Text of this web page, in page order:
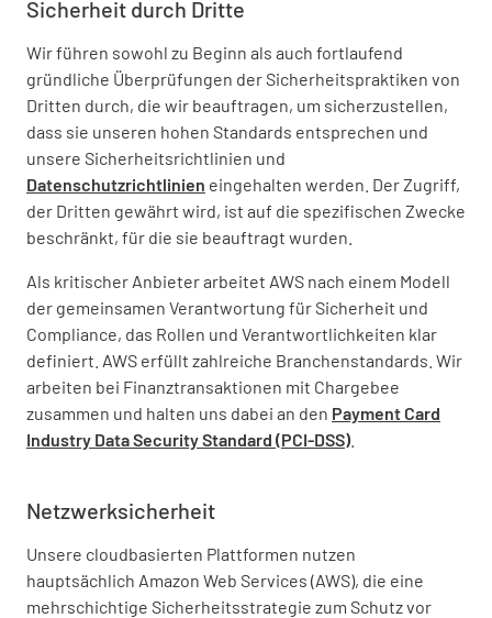
Sicherheit durch Dritte
Wir führen sowohl zu Beginn als auch fortlaufend
gründliche Überprüfungen der Sicherheitspraktiken von
Dritten durch, die wir beauftragen, um sicherzustellen,
dass sie unseren hohen Standards entsprechen und
unsere Sicherheitsrichtlinien und
Datenschutzrichtlinien eingehalten werden. Der Zugriff,
der Dritten gewährt wird, ist auf die spezifischen Zwecke
beschränkt, für die sie beauftragt wurden.
Als kritischer Anbieter arbeitet AWS nach einem Modell
der gemeinsamen Verantwortung für Sicherheit und
Compliance, das Rollen und Verantwortlichkeiten klar
definiert. AWS erfüllt zahlreiche Branchenstandards. Wir
arbeiten bei Finanztransaktionen mit Chargebee
zusammen und halten uns dabei an den Payment Card
Industry Data Security Standard (PCI-DSS)
Netzwerksicherheit
Unsere cloudbasierten Plattformen nutzen
hauptsächlich Amazon Web Services (AWS), die eine
mehrschichtige Sicherheitsstrategie zum Schutz vor